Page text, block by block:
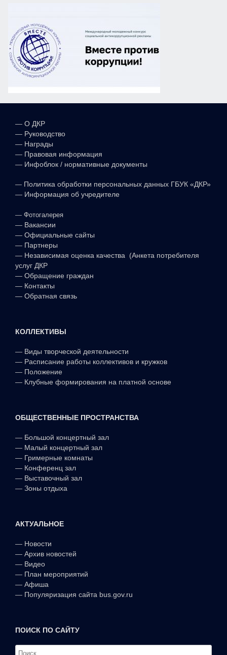
— О ДКР
— Руководство
— Награды
— Правовая информация
— Инфоблок / нормативные документы
— Политика обработки персональных данных ГБУК «ДКР»
— Информация об учредителе
— Фотогалерея
— Вакансии
— Официальные сайты
— Партнеры
— Независимая оценка качества (Анкета потребителя
услуг ДКР
— Обращение граждан
— Контакты
— Обратная связь
КОЛЛЕКТИВЫ
— Виды творческой деятельности
— Расписание работы коллективов и кружков
— Положение
— Клубные формирования на платной основе
ОБЩЕСТВЕННЫЕ ПРОСТРАНСТВА
— Большой концертный зал
— Малый концертный зал
— Гримерные комнаты
— Конференц зал
— Выставочный зал
— Зоны отдыха
АКТУАЛЬНОЕ
— Новости
— Архив новостей
— Видео
— План мероприятий
— Афиша
— Популяризация сайта bus.gov.ru
ПОИСК ПО САЙТУ